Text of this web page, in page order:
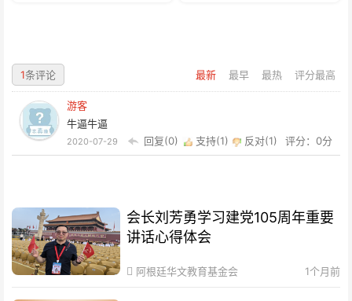
最新 最早 最热 评分最高
1条评论
游客
牛逼牛逼
2020-07-29 回复(0) 支持(1) 反对(1) 评分：0分
会长刘芳勇学习建党105周年重要
讲话心得体会
阿根廷华文教育基金会 1个月前